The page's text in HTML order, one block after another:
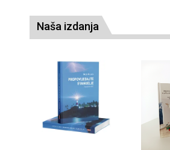
Naša izdanja